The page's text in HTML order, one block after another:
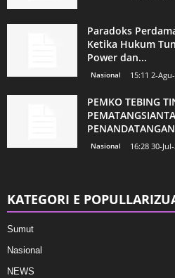
Paradoks
Ketika Hukum
Power dan...
Nasional 15:11 2-
PEMKO TEBING
Nasional 16:28 30-
KATEGORI E
Sumut
Nasional
NEWS